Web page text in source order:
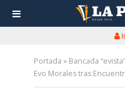
Portada » Bancada
Evo Morales tras